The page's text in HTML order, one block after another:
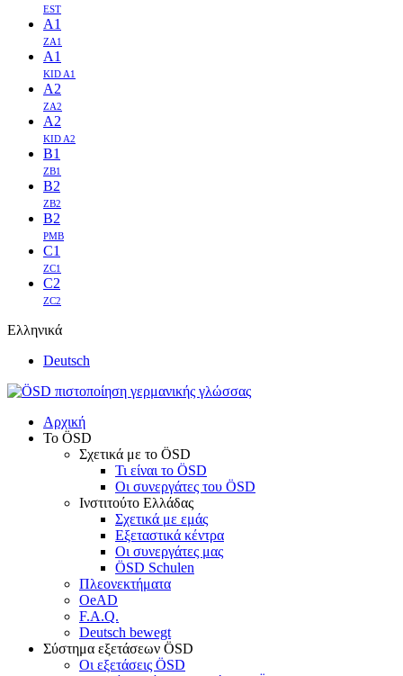
EST
A1
ZA1
A1
KID A1
A2
ZA2
A2
KID A2
B1
ZB1
B2
ZB2
B2
PMB
C1
ZC1
C2
ZC2
Ελληνικά
Deutsch
Αρχική
Το ÖSD
Σχετικά με το ÖSD
Τι είναι το ÖSD
Οι συνεργάτες του ÖSD
Ινστιτούτο Ελλάδας
Σχετικά με εμάς
Εξεταστικά κέντρα
Οι συνεργάτες μας
ÖSD Schulen
Πλεονεκτήματα
OeAD
F.A.Q.
Deutsch bewegt
Σύστημα εξετάσεων ÖSD
Οι εξετάσεις ÖSD